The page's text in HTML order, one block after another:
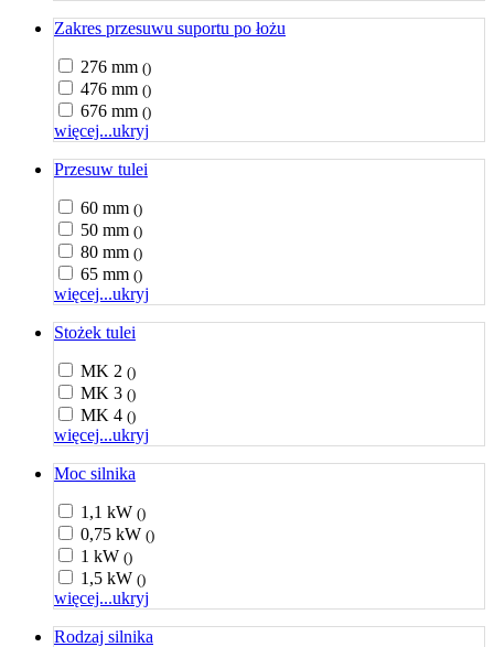
Zakres przesuwu suportu po łożu
276 mm ()
476 mm ()
676 mm ()
więcej...ukryj
Przesuw tulei
60 mm ()
50 mm ()
80 mm ()
65 mm ()
więcej...ukryj
Stożek tulei
MK 2 ()
MK 3 ()
MK 4 ()
więcej...ukryj
Moc silnika
1,1 kW ()
0,75 kW ()
1 kW ()
1,5 kW ()
więcej...ukryj
Rodzaj silnika